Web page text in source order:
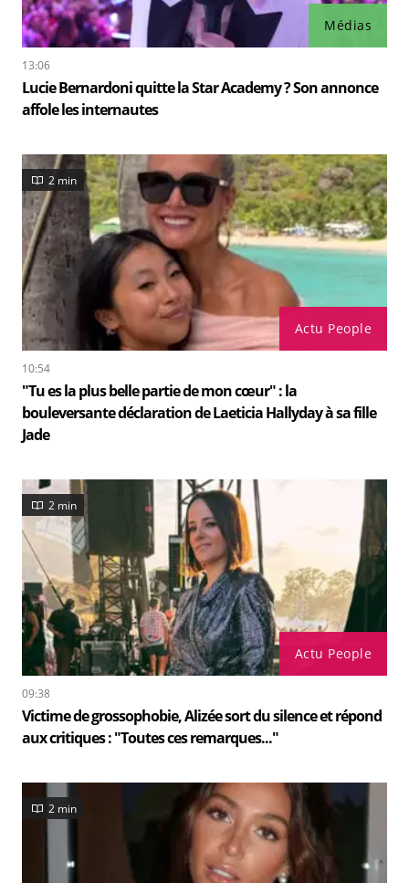
Médias
13:06
Lucie Bernardoni quitte la Star Academy ? Son annonce
affole les internautes
Actu People
2 min
10:54
"Tu es la plus belle partie de mon cœur" : la
bouleversante déclaration de Laeticia Hallyday à sa fille
Jade
Actu People
2 min
09:38
Victime de grossophobie, Alizée sort du silence et répond
aux critiques : "Toutes ces remarques..."
2 min